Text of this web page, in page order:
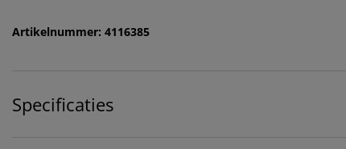
Artikelnummer: 4116385
Specificaties